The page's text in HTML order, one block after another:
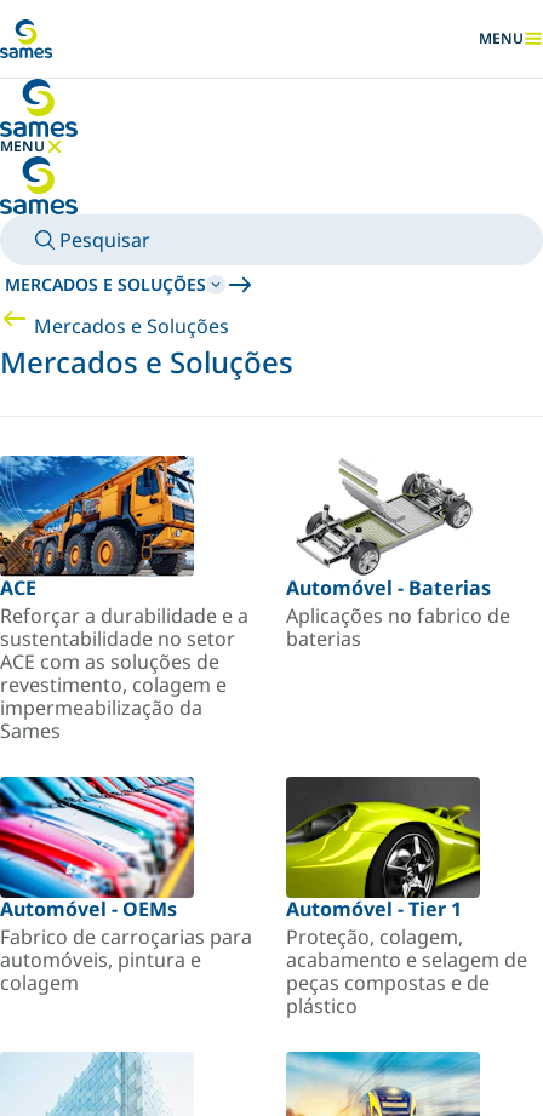
MENU
MENU
OCULTAR MENU
Pesquisar
MERCADOS E SOLUÇÕES
Mercados e Soluções
Mercados e Soluções
ACE
Reforçar a durabilidade e a
sustentabilidade no setor
ACE com as soluções de
revestimento, colagem e
impermeabilização da
Sames
Automóvel - Baterias
Aplicações no fabrico de
baterias
Automóvel - OEMs
Fabrico de carroçarias para
automóveis, pintura e
colagem
Automóvel - Tier 1
Proteção, colagem,
acabamento e selagem de
peças compostas e de
plástico